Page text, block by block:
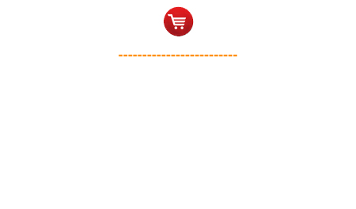
-------------------------